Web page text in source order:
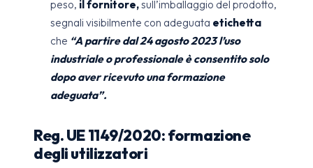
peso, il fornitore,sull’imballaggio del prodotto,
segnali visibilmente con adeguata etichetta
che “A partire dal 24 agosto 2023 l’uso
industriale o professionale è consentito solo
dopo aver ricevuto una formazione
adeguata”.
Reg. UE 1149/2020: formazione
degli utilizzatori